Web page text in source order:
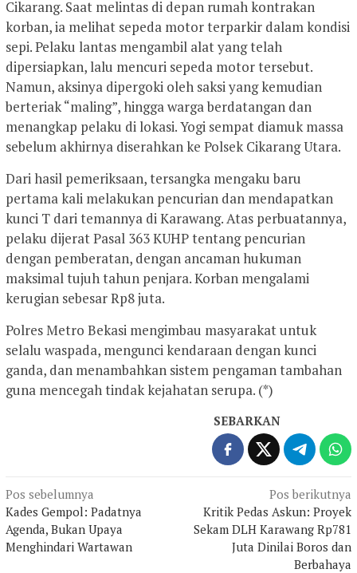
Cikarang. Saat melintas di depan rumah kontrakan
korban, ia melihat sepeda motor terparkir dalam kondisi
sepi. Pelaku lantas mengambil alat yang telah
dipersiapkan, lalu mencuri sepeda motor tersebut.
Namun, aksinya dipergoki oleh saksi yang kemudian
berteriak “maling”, hingga warga berdatangan dan
menangkap pelaku di lokasi. Yogi sempat diamuk massa
sebelum akhirnya diserahkan ke Polsek Cikarang Utara.
Dari hasil pemeriksaan, tersangka mengaku baru
pertama kali melakukan pencurian dan mendapatkan
kunci T dari temannya di Karawang. Atas perbuatannya,
pelaku dijerat Pasal 363 KUHP tentang pencurian
dengan pemberatan, dengan ancaman hukuman
maksimal tujuh tahun penjara. Korban mengalami
kerugian sebesar Rp8 juta.
Polres Metro Bekasi mengimbau masyarakat untuk
selalu waspada, mengunci kendaraan dengan kunci
ganda, dan menambahkan sistem pengaman tambahan
guna mencegah tindak kejahatan serupa. (*)
SEBARKAN
Navigasi
pos
Pos sebelumnya
Kades Gempol: Padatnya
Agenda, Bukan Upaya
Menghindari Wartawan
Pos berikutnya
Kritik Pedas Askun: Proyek
Sekam DLH Karawang Rp781
Juta Dinilai Boros dan
Berbahaya